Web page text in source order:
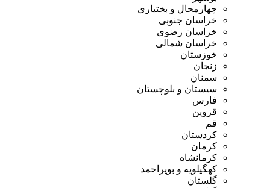
چهارمحال و بختیاری
خراسان جنوبی
خراسان رضوی
خراسان شمالی
خوزستان
زنجان
سمنان
سیستان و بلوچستان
فارس
قزوین
قم
کردستان
کرمان
کرمانشاه
کهگیلویه و بویراحمد
گلستان